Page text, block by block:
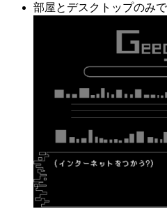
部屋とデスクトップのみ